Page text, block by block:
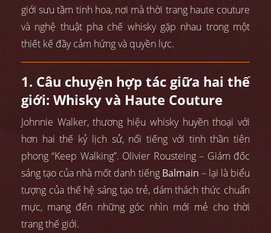
giới sưu tầm tinh hoa, nơi mà thời trang haute couture
và nghệ thuật pha chế whisky gặp nhau trong một
thiết kế đầy cảm hứng và quyền lực.
1. Câu chuyện hợp tác giữa hai thế
giới: Whisky và Haute Couture
Johnnie Walker, thương hiệu whisky huyền thoại với
hơn hai thế kỷ lịch sử, nổi tiếng với tinh thần tiên
phong “Keep Walking”. Olivier Rousteing – Giám đốc
sáng tạo của nhà mốt danh tiếng Balmain – lại là biểu
tượng của thế hệ sáng tạo trẻ, dám thách thức chuẩn
mực, mang đến những góc nhìn mới mẻ cho thời
trang thế giới.